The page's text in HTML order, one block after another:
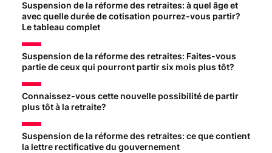
Suspension de la réforme des retraites: à quel âge et
avec quelle durée de cotisation pourrez-vous partir?
Le tableau complet
Suspension de la réforme des retraites: Faites-vous
partie de ceux qui pourront partir six mois plus tôt?
Connaissez-vous cette nouvelle possibilité de partir
plus tôt à la retraite?
Suspension de la réforme des retraites: ce que contient
la lettre rectificative du gouvernement